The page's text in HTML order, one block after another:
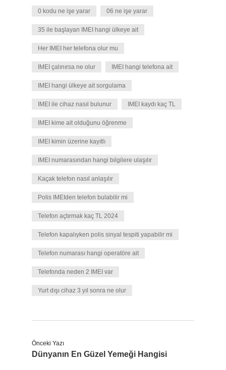
0 kodu ne işe yarar 06 ne işe yarar
35 ile başlayan IMEI hangi ülkeye ait
Her IMEI her telefona olur mu
IMEI çalınırsa ne olur IMEI hangi telefona ait
IMEI hangi ülkeye ait sorgulama
IMEI ile cihaz nasıl bulunur IMEI kaydı kaç TL
IMEI kime ait olduğunu öğrenme
IMEI kimin üzerine kayıtlı
IMEI numarasından hangi bilgilere ulaşılır
Kaçak telefon nasıl anlaşılır
Polis IMEIden telefon bulabilir mi
Telefon açtırmak kaç TL 2024
Telefon kapalıyken polis sinyal tespiti yapabilir mi
Telefon numarası hangi operatöre ait
Telefonda neden 2 IMEI var
Yurt dışı cihaz 3 yıl sonra ne olur
Önceki Yazı
Dünyanın En Güzel Yemeği Hangisi